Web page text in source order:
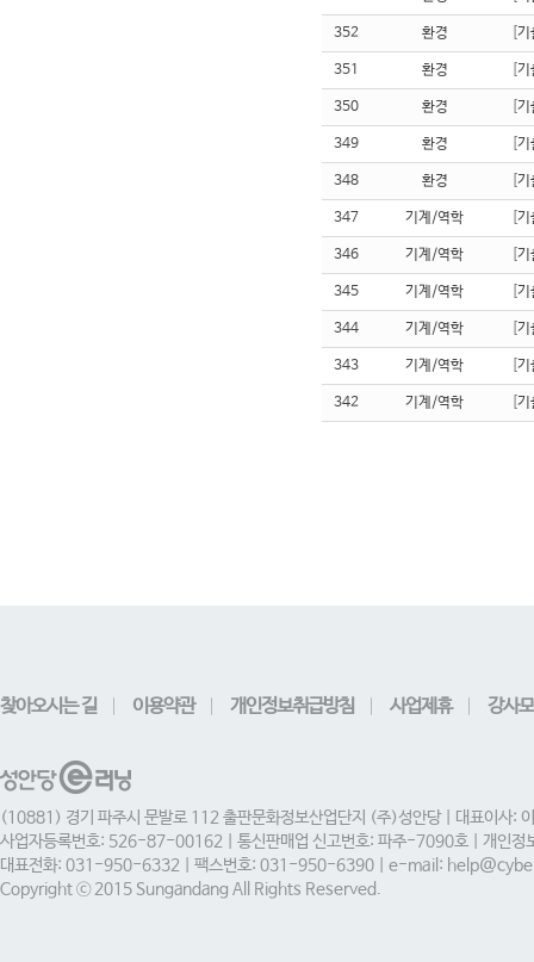
352 환경 기
351 환경 기
350 환경 기
349 환경 기
348 환경 기
347 기계/역학 기
346 기계/역학 기
345 기계/역학 기
344 기계/역학 기
343 기계/역학 기
342 기계/역학 기
찾아오시는 길 이용약관 개인정보취급방침 사업제휴 강사
(10881) 경기 파주시 문발로 112 출판문화정보산업단지 (주)성안당 | 대표이사:
사업자등록번호: 526-87-00162 | 통신판매업 신고번호: 파주-7090호 | 개인정
대표전화: 031-950-6332 | 팩스번호: 031-950-6390 | e-mail:
Copyright ⓒ 2015 Sungandang All Rights Reserved.